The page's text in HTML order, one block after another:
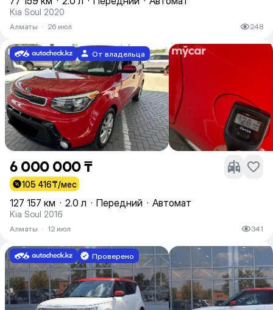
Kia Soul 2020
Алматы · 26 июл 248
От владельца
6 000 000 ₸
105 416₸/мес
127 157 км · 2.0 л · Передний · Автомат
Kia Soul 2016
Алматы · 12 июл 341
Проверено